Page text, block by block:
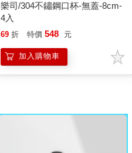
樂司/304不鏽鋼口杯-無蓋-8cm-
4入
69 折 特價 548 元
加入購物車